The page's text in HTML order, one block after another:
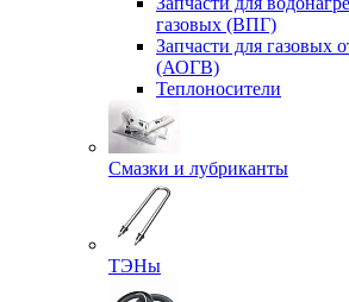
газовых (ВПГ)
Запчасти для газовых
(АОГВ)
Теплоносители
Смазки и лубриканты
ТЭНы